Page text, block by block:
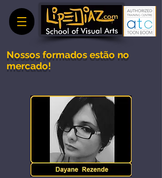
Nossos formados estão no
mercado!